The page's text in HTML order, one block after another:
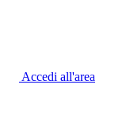
Accedi all'area